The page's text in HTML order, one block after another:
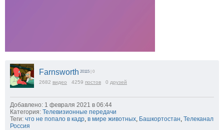
Farnsworth 20115 | 0
2682 видео 4259 постов 0 друзей
Добавлено: 1 февраля 2021 в 06:44
Категория: Телевизионные передачи
Теги: что не попало в кадр, в мире животных, Башкортостан, Телеканал
Россия